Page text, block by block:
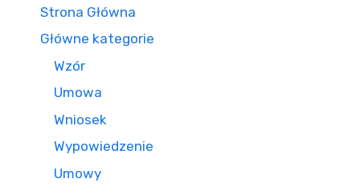
Strona Główna
Główne kategorie
Wzór
Umowa
Wniosek
Wypowiedzenie
Umowy